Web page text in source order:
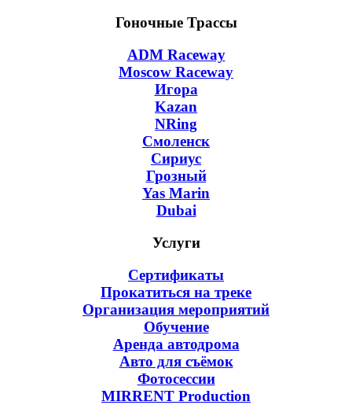
Гоночные Трассы
ADM Raceway
Moscow Raceway
Игора
Kazan
NRing
Смоленск
Сириус
Грозный
Yas Marin
Dubai
Услуги
Сертификаты
Прокатиться на треке
Организация мероприятий
Обучение
Аренда автодрома
Авто для съёмок
Фотосессии
MIRRENT Production